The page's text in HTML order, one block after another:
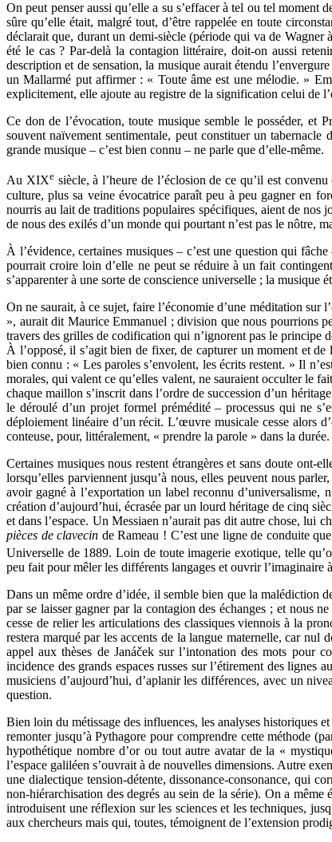
On peut penser aussi qu’elle a su s’effacer à tel ou tel moment
sûre qu’elle était, malgré tout, d’être rappelée en toute
déclarait que, durant un demi-siècle (période qui va de Wagner
été le cas ? Par-delà la contagion littéraire, doit-on aussi
description et de sensation, la musique aurait étendu
un Mallarmé put affirmer : « Toute âme est une mélodie. »
explicitement, elle ajoute au registre de la signification celui de
Ce don de l’évocation, toute musique semble le posséder, et
souvent naïvement sentimentale, peut constituer un
grande musique – c’est bien connu – ne parle que d’elle-même.
Au XIXesiècle, à l’heure de l’éclosion de ce qu’il est
culture, plus sa veine évocatrice paraît peu à peu gagner en
nourris au lait de traditions populaires spécifiques, aient de nos
de nous des exilés d’un monde qui pourtant n’est pas le nôtre,
À l’évidence, certaines musiques – c’est une question qui
pourrait croire loin d’elle ne peut se réduire à un fait
s’apparenter à une sorte de conscience universelle ; la
On ne saurait, à ce sujet, faire l’économie d’une méditation sur
», aurait dit Maurice Emmanuel ; division que nous pourrions
travers des grilles de codification qui n’ignorent pas le principe
À l’opposé, il s’agit bien de fixer, de capturer un moment et
bien connu : « Les paroles s’envolent, les écrits restent. » Il
morales, qui valent ce qu’elles valent, ne sauraient occulter le
chaque maillon s’inscrit dans l’ordre de succession d’un
le déroulé d’un projet formel prémédité – processus qui ne
déploiement linéaire d’un récit. L’œuvre musicale cesse alors
conteuse, pour, littéralement, « prendre la parole » dans la durée.
Certaines musiques nous restent étrangères et sans doute ont-
lorsqu’elles parviennent jusqu’à nous, elles peuvent nous
avoir gagné à l’exportation un label reconnu
création d’aujourd’hui, écrasée par un lourd héritage de cinq
et dans l’espace. Un Messiaen n’aurait pas dit autre chose, lui
pièces de clavecin de Rameau ! C’est une ligne de conduite
Universelle de 1889. Loin de toute imagerie exotique, telle
peu fait pour mêler les différents langages et ouvrir l’imaginaire
Dans un même ordre d’idée, il semble bien que la malédiction
par se laisser gagner par la contagion des échanges ; et nous
cesse de relier les articulations des classiques viennois à la
restera marqué par les accents de la langue maternelle, car
appel aux thèses de Janáček sur l’intonation des mots pour
incidence des grands espaces russes sur l’étirement des
musiciens d’aujourd’hui, d’aplanir les différences, avec un
question.
Bien loin du métissage des influences, les analyses historiques
remonter jusqu’à Pythagore pour comprendre cette méthode
hypothétique nombre d’or ou tout autre avatar de la «
l’espace galiléen s’ouvrait à de nouvelles dimensions. Autre
une dialectique tension-détente, dissonance-consonance, qui
non-hiérarchisation des degrés au sein de la série). On a même
introduisent une réflexion sur les sciences et les techniques,
aux chercheurs mais qui, toutes, témoignent de l’extension